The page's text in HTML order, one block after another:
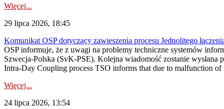
Więcej...
29 lipca 2026, 18:45
Komunikat OSP dotyczący zawieszenia procesu Jednolitego
OSP informuje, że z uwagi na problemy techniczne systemów
Szwecja-Polska (SvK-PSE). Kolejna wiadomość zostanie
Intra-Day Coupling process TSO informs that due to malfunction
Więcej...
24 lipca 2026, 13:54